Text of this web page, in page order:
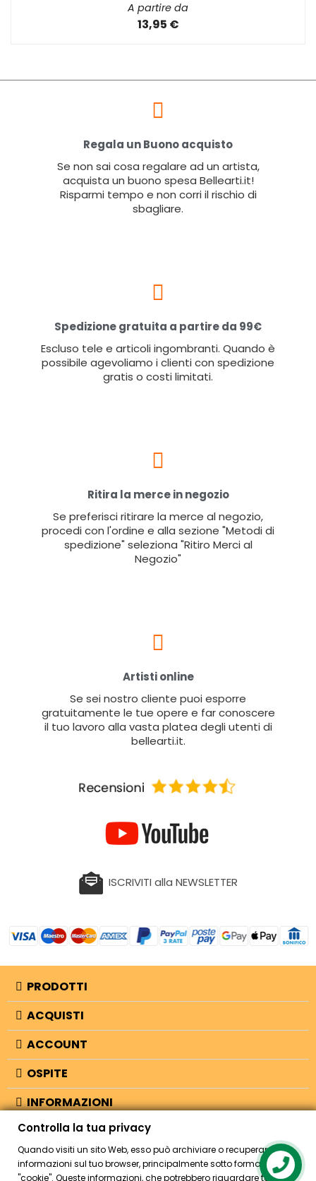
A partire da
13,95 €
Regala un Buono acquisto
Se non sai cosa regalare ad un artista,
acquista un buono spesa Bellearti.it!
Risparmi tempo e non corri il rischio di
sbagliare.
Spedizione gratuita a partire da 99€
Escluso tele e articoli ingombranti. Quando è
possibile agevoliamo i clienti con spedizione
gratis o costi limitati.
Ritira la merce in negozio
Se preferisci ritirare la merce al negozio,
procedi con l'ordine e alla sezione "Metodi di
spedizione" seleziona "Ritiro Merci al
Negozio"
Artisti online
Se sei nostro cliente puoi esporre
gratuitamente le tue opere e far conoscere
il tuo lavoro alla vasta platea degli utenti di
bellearti.it.
ISCRIVITI alla NEWSLETTER
PRODOTTI
ACQUISTI
ACCOUNT
OSPITE
INFORMAZIONI
NEGOZIO
Controlla la tua privacy
Quando visiti un sito Web, esso può archiviare o recuperare
informazioni sul tuo browser, principalmente sotto forma di
"cookie". Queste informazioni, che potrebbero riguardare te, le tue